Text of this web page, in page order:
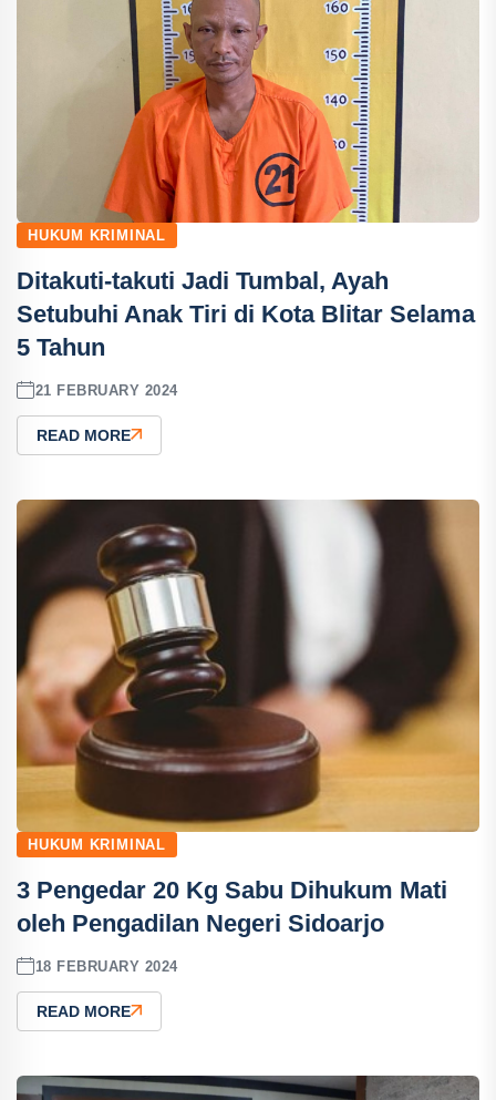
HUKUM KRIMINAL
Ditakuti-takuti Jadi Tumbal, Ayah
Setubuhi Anak Tiri di Kota Blitar Selama
5 Tahun
21 FEBRUARY 2024
READ MORE
HUKUM KRIMINAL
3 Pengedar 20 Kg Sabu Dihukum Mati
oleh Pengadilan Negeri Sidoarjo
18 FEBRUARY 2024
READ MORE